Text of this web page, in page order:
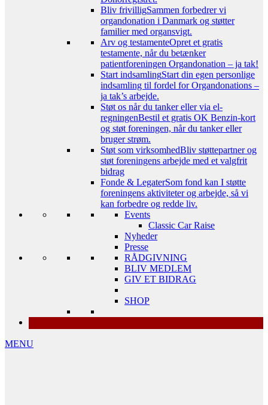
Bliv frivilligSammen forbedrer vi
organdonation i Danmark og støtter
familier med organsvigt.
Arv og testamenteOpret et gratis
testamente, når du betænker
patientforeningen Organdonation – ja tak!
Start indsamlingStart din egen personlige
indsamling til fordel for Organdonations –
ja tak’s arbejde.
Støt os når du tanker eller via el-
regningenBestil et gratis OK Benzin-kort
og støt foreningen, når du tanker eller
bruger strøm.
Støt som virksomhedBliv støttepartner og
støt foreningens arbejde med et valgfrit
bidrag
Fonde & LegaterSom fond kan I støtte
foreningens aktiviteter og arbejde, så vi
kan forbedre og redde liv.
Events
Classic Car Raise
Nyheder
Presse
RÅDGIVNING
BLIV MEDLEM
GIV ET BIDRAG
SHOP
MENU